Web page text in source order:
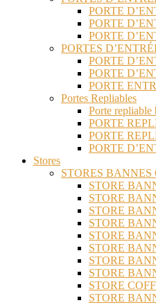
PORTE
PORTE
PORTE
PORTES
PORTE
PORTE
PORTE
Portes Repliables
Porte repliable
PORTE
PORTE
PORTE
Stores
STORES BANNES
STORE
STORE
STORE
STORE
STORE
STORE
STORE
STORE
STORE
STORE